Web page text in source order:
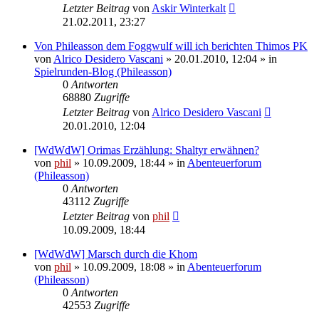
Letzter Beitrag von Askir Winterkalt
21.02.2011, 23:27
Von Phileasson dem Foggwulf will ich berichten Thimos PK
von Alrico Desidero Vascani » 20.01.2010, 12:04 » in
Spielrunden-Blog (Phileasson)
0 Antworten
68880 Zugriffe
Letzter Beitrag von Alrico Desidero Vascani
20.01.2010, 12:04
[WdWdW] Orimas Erzählung: Shaltyr erwähnen?
von phil » 10.09.2009, 18:44 » in Abenteuerforum
(Phileasson)
0 Antworten
43112 Zugriffe
Letzter Beitrag von phil
10.09.2009, 18:44
[WdWdW] Marsch durch die Khom
von phil » 10.09.2009, 18:08 » in Abenteuerforum
(Phileasson)
0 Antworten
42553 Zugriffe